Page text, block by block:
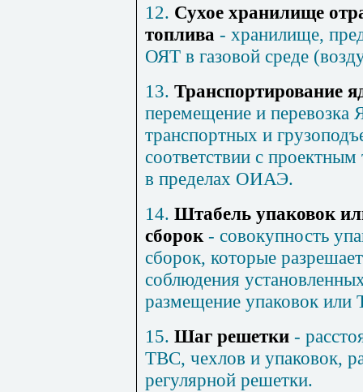
12. Сухое хранилище
топлива - хранилище,
ОЯТ в газовой среде
13. Транспортирование
перемещение и перевозка
транспортных и
соответствии с
в пределах ОИАЭ.
14. Штабель упаковок
сборок - совокупность
сборок, которые
соблюдения
размещение упаковок или
15. Шаг решетки -
ТВС, чехлов и упаковок,
регулярной решетки.